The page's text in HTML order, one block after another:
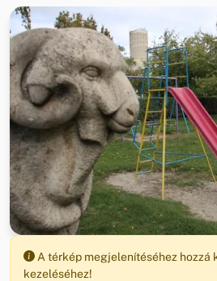
A térkép megjelenítéséhez hozzá
kezeléséhez!